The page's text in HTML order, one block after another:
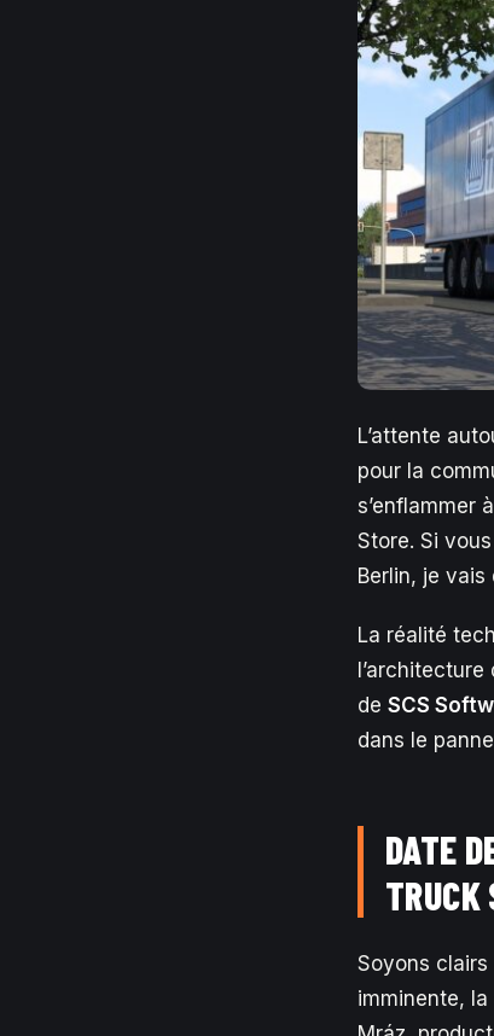
L’attente
pour la
s’enflammer
Store. Si
Berlin, je
La réalité
de SCS
dans le
DATE
TRUCK
Soyons clairs
imminente,